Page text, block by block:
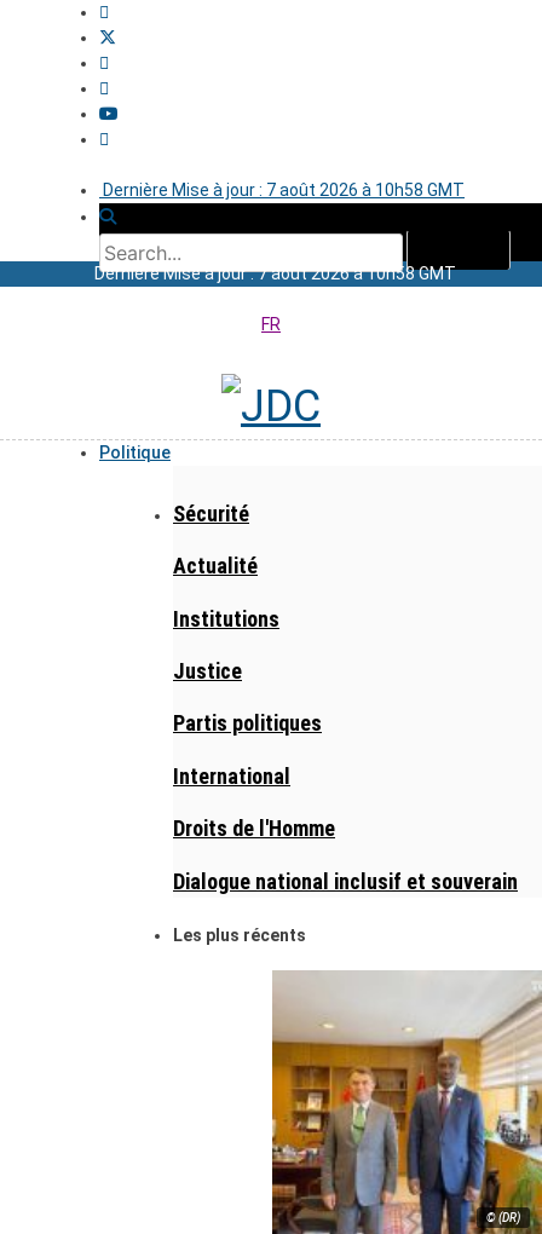
Dernière Mise à jour : 7 août 2026 à 10h58 GMT
Dernière Mise à jour : 7 août 2026 à 10h58 GMT
FR
Politique
Sécurité
Actualité
Institutions
Justice
Partis politiques
International
Droits de l'Homme
Dialogue national inclusif et souverain
Les plus récents
© (DR)